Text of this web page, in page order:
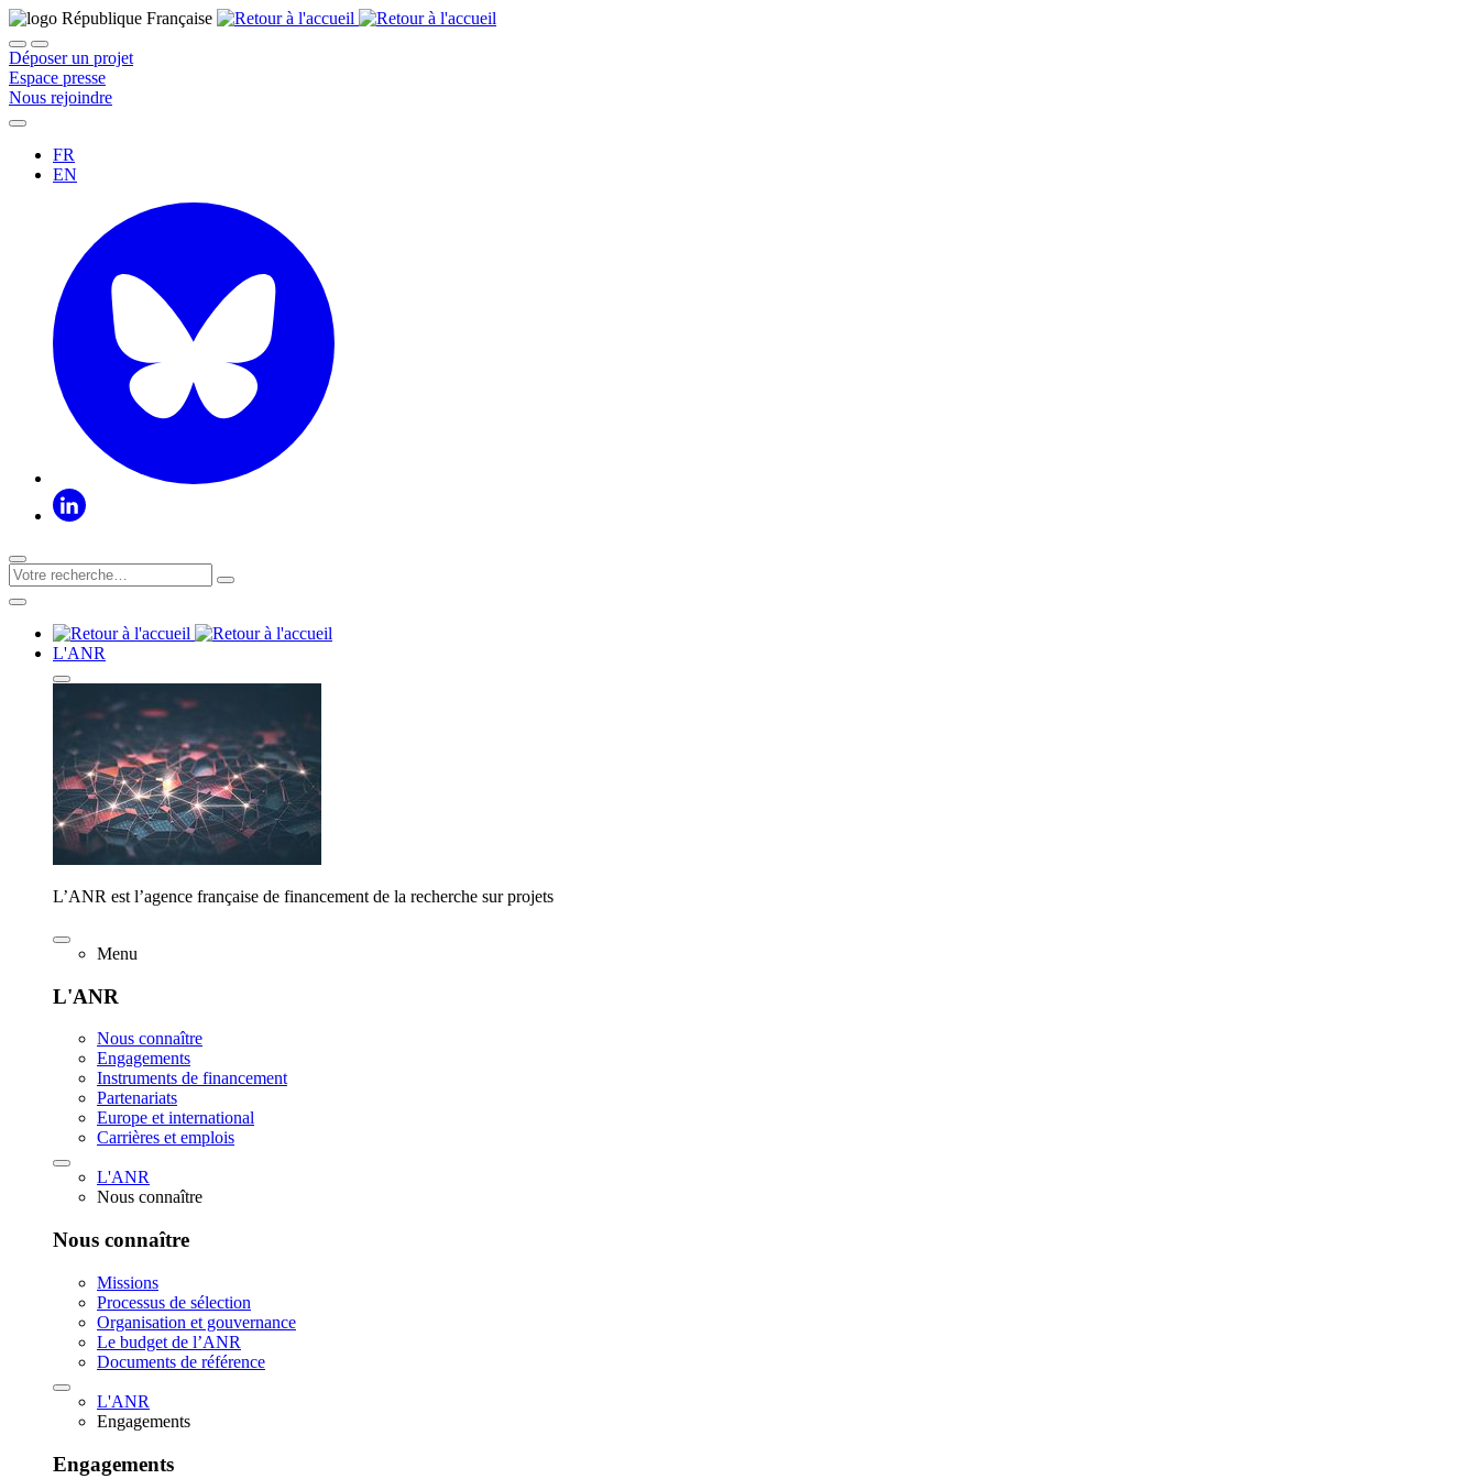
Déposer un projet
Espace presse
Nous rejoindre
FR
EN
L'ANR
L’ANR est l’agence française de financement de la recherche sur projets
Menu
L'ANR
Nous connaître
Engagements
Instruments de financement
Partenariats
Europe et international
Carrières et emplois
L'ANR
Nous connaître
Nous connaître
Missions
Processus de sélection
Organisation et gouvernance
Le budget de l’ANR
Documents de référence
L'ANR
Engagements
Engagements